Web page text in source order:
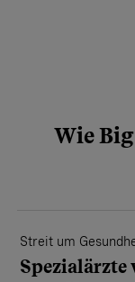
Wie
Streit um
Spezialärzte